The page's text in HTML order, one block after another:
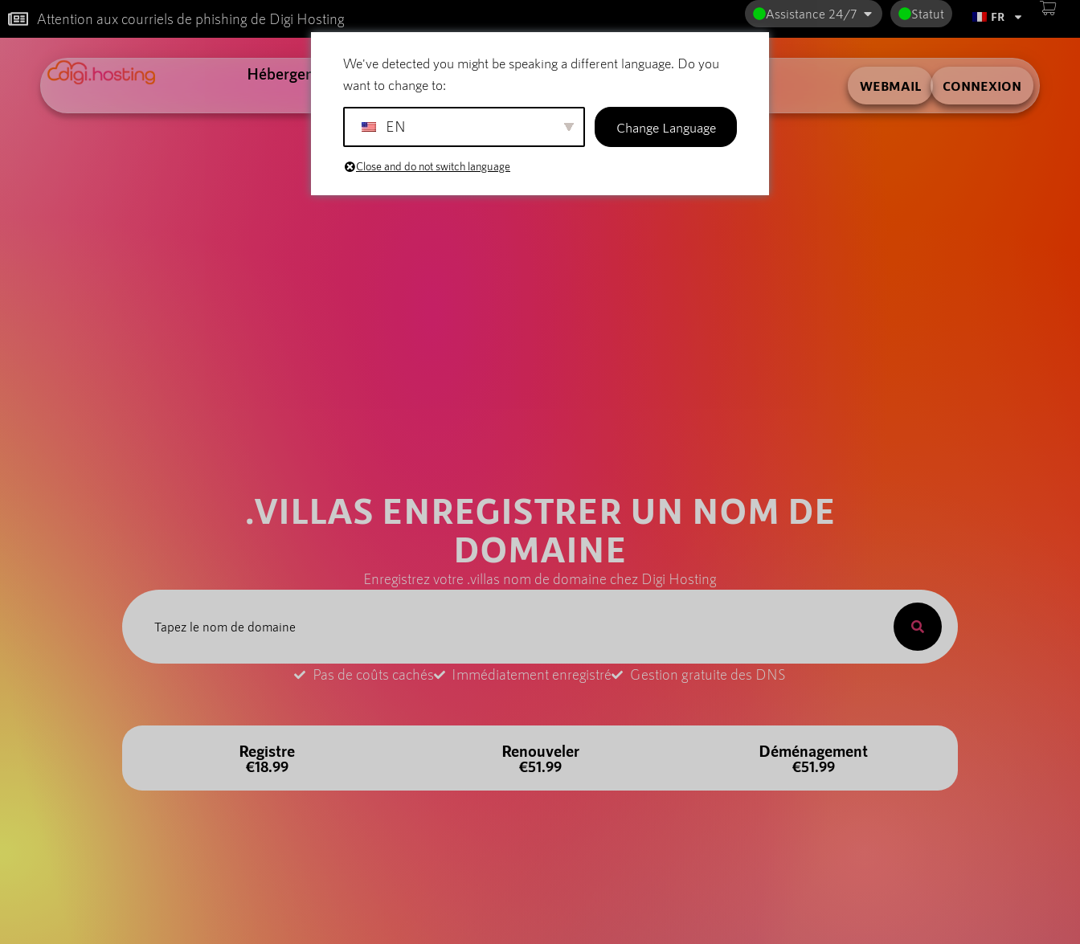
Attention aux courriels de phishing de Digi Hosting Assistance 24/7 Statut FR
Hébergement Courriel Noms de domaine SiteBuilder
WEBMAIL CONNEXION
.VILLAS ENREGISTRER UN NOM DE
DOMAINE
Enregistrez votre .villas nom de domaine chez Digi Hosting
Pas de coûts cachés Immédiatement enregistré Gestion gratuite des DNS
Registre
€18.99
Renouveler
€51.99
Déménagement
€51.99
We've detected you might be speaking a different language. Do you
want to change to:
EN Change Language
Close and do not switch language